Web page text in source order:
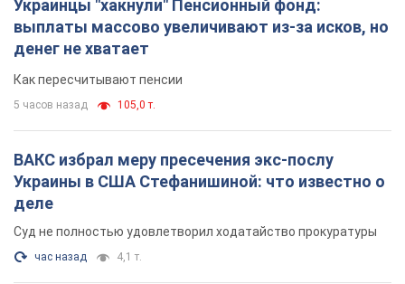
Украинцы "хакнули" Пенсионный фонд:
выплаты массово увеличивают из-за исков, но
денег не хватает
Как пересчитывают пенсии
5 часов назад 105,0 т.
ВАКС избрал меру пресечения экс-послу
Украины в США Стефанишиной: что известно о
деле
Суд не полностью удовлетворил ходатайство прокуратуры
час назад 4,1 т.